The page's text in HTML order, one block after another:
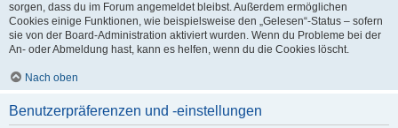
sorgen, dass du im Forum angemeldet bleibst. Außerdem ermöglichen
Cookies einige Funktionen, wie beispielsweise den „Gelesen“-Status – sofern
sie von der Board-Administration aktiviert wurden. Wenn du Probleme bei der
An- oder Abmeldung hast, kann es helfen, wenn du die Cookies löscht.
Nach oben
Benutzerpräferenzen und -einstellungen